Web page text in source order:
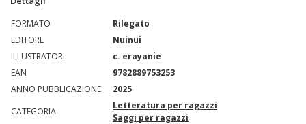
FORMATO
Rilegato
EDITORE
Nuinui
ILLUSTRATORI
c. erayanie
EAN
9782889753253
ANNO PUBBLICAZIONE
2025
CATEGORIA
Letteratura per ragazzi
Saggi per ragazzi